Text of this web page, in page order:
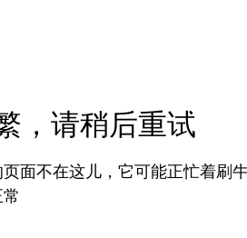
，请稍后重试
面不在这儿，它可能正忙着刷